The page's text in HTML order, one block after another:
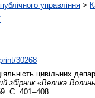
управління >
30268
цивільних
«Велика
С. 401–408.